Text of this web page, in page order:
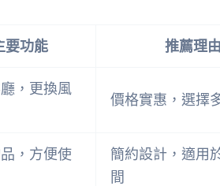
要功能 推薦理由
，更換風
價格實惠，選擇
，方便使
簡約設計，適用
間